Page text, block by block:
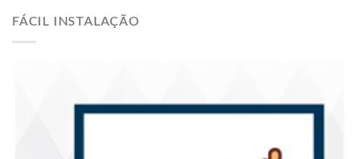
FÁCIL INSTALAÇÃO